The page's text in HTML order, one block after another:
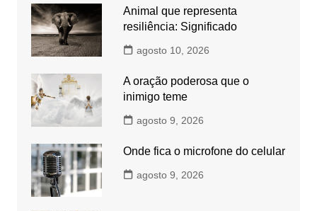
Animal que representa
resiliência: Significado
agosto 10, 2026
A oração poderosa que o
inimigo teme
agosto 9, 2026
Onde fica o microfone do celular
agosto 9, 2026